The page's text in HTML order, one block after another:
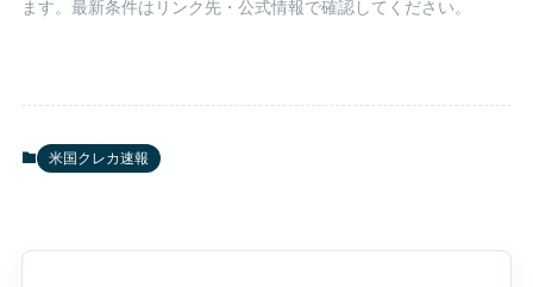
ます。最新条件はリンク先・公式情報で確認してください。
米国クレカ速報